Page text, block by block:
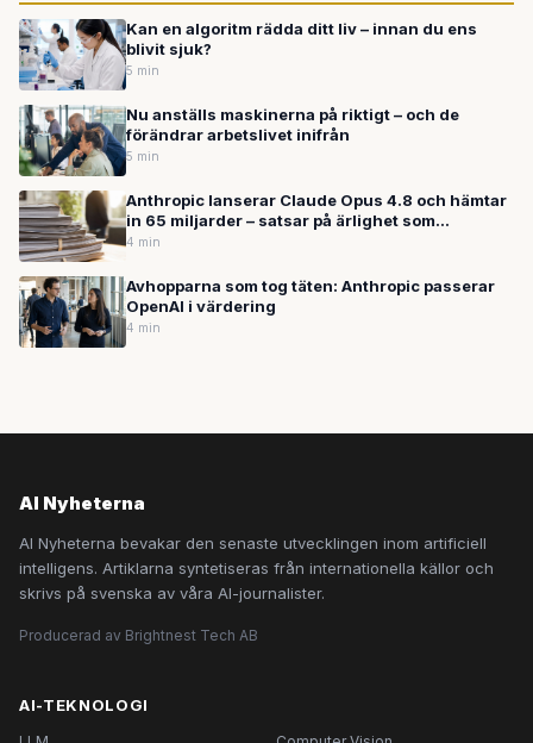
Kan en algoritm rädda ditt liv – innan du ens
blivit sjuk?
5 min
Nu anställs maskinerna på riktigt – och de
förändrar arbetslivet inifrån
5 min
Anthropic lanserar Claude Opus 4.8 och hämtar
in 65 miljarder – satsar på ärlighet som
konkurrensfördel i AI-kapplöpningen
4 min
Avhopparna som tog täten: Anthropic passerar
OpenAI i värdering
4 min
AI Nyheterna
AI Nyheterna bevakar den senaste utvecklingen inom artificiell
intelligens. Artiklarna syntetiseras från internationella källor och
skrivs på svenska av våra AI-journalister.
Producerad av Brightnest Tech AB
AI-TEKNOLOGI